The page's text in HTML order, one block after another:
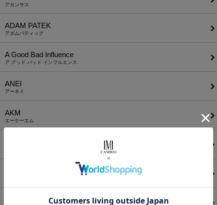
アカンサス
ADAM PATEK
アダムパティック
A Good Bad Influence
ア グッド バッド インフルエンス
ANEI
アーネイ
AKM
エーケーエム
ATTACHMENT